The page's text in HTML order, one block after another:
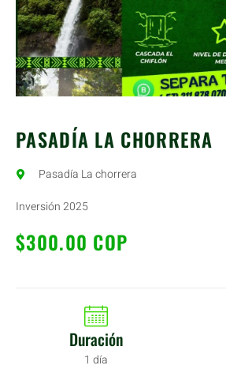
PASADÍA LA CHORRERA
Pasadía La chorrera
Inversión 2025
$300.00 COP
Duración
1 día